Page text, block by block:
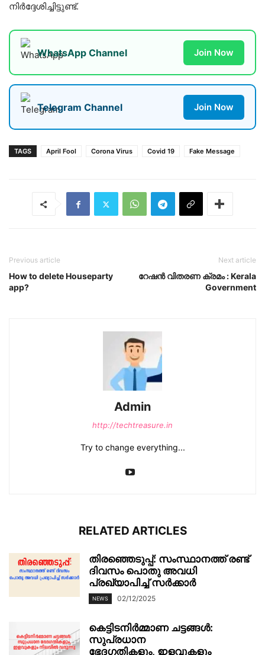
നിര്‍ദ്ദേശിച്ചിട്ടുണ്ട്.
WhatsApp Channel Join Now
Telegram Channel Join Now
TAGS April Fool Corona Virus Covid 19 Fake Message
Previous article
How to delete Houseparty
app?
Next article
റേഷൻ വിതരണ ക്രമം : Kerala
Government
Admin
http://techtreasure.in
Try to change everything...
RELATED ARTICLES
തിരഞ്ഞെടുപ്പ്: സംസ്ഥാനത്ത് രണ്ട്
ദിവസം പൊതു അവധി
പ്രഖ്യാപിച്ച് സർക്കാർ
NEWS 02/12/2025
കെട്ടിടനിർമ്മാണ ചട്ടങ്ങൾ:
സുപ്രധാന
ഭേദഗതികളും, ഇളവുകളും